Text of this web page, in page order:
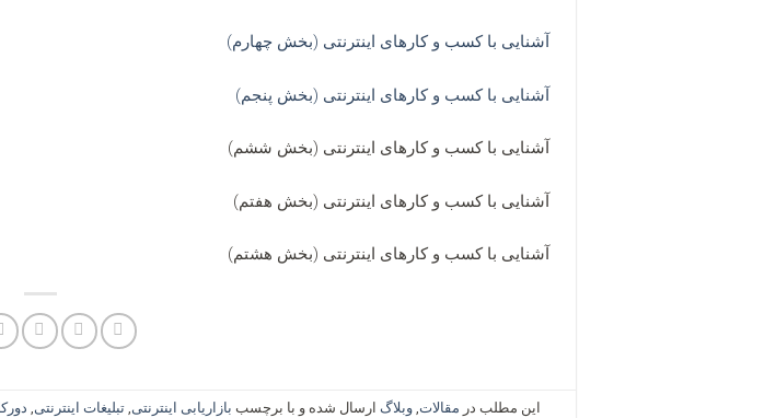
آشنایی با کسب و کارهای اینترنتی (بخش چهارم)
آشنایی با کسب و کارهای اینترنتی (بخش پنجم)
آشنایی با کسب و کارهای اینترنتی (بخش ششم)
آشنایی با کسب و کارهای اینترنتی (بخش هفتم)
آشنایی با کسب و کارهای اینترنتی (بخش هشتم)
این مطلب در مقالات,وبلاگ ارسال شده و با برچسب بازاریابی اینترنتی,تبلیغات اینترنتی,